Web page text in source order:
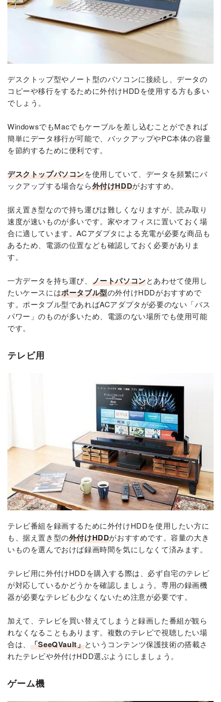
デスクトップ型やノート型のパソコンに接続し、データの
コピーや移行をするために外付けHDDを使用する方も多い
でしょう。
WindowsでもMacでもケーブルを差し込むことができれば
簡単にデータ移行が可能で、バックアップやPC本体の容量
を節約するために便利です。
デスクトップパソコンを使用していて、データを頻繁にバ
ックアップする場合なら外付けHDDがおすすめ。
据え置き型なので持ち運びは難しくなりますが、読み取り
速度が速いものが多いです。家やオフィスに置いておく場
合に適しています。ACアダプタによる充電が必要な商品も
あるため、電源の位置なども確認しておく必要がありま
す。
一方データを持ち運び、 ノートパソコンとあわせて使用し
たいケースにはポータブル型の外付けHDDがおすすめで
す。ポータブル型であればACアダプタが必要のない「バス
パワー」のものが多いため、電源のない場所でも使用可能
です。
テレビ用
テレビ番組を録画するために外付けHDDを使用したい方に
も、据え置き型の外付けHDDがおすすめです。容量の大き
いものを選んでおけば録画時間を気にしなくて済みます。
テレビ用に外付けHDDを購入する際は、必ず自宅のテレビ
が対応しているかどうかを確認しましょう。専用の録画機
器が必要なテレビも少なくないため注意が必要です。
加えて、テレビを買い替えてしまうと録画した番組が観ら
れなくなることもあります。複数のテレビで視聴したい場
合は、 「SeeQVault」というコンテンツ保護技術の搭載さ
れたテレビや外付けHDD選ぶようにしましょう。
ゲーム機